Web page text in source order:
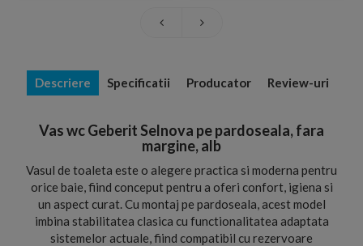
Descriere Specificatii Producator Review-uri
Vas wc Geberit Selnova pe pardoseala, fara
margine, alb
Vasul de toaleta este o alegere practica si moderna pentru
orice baie, fiind conceput pentru a oferi confort, igiena si
un aspect curat. Cu montaj pe pardoseala, acest model
imbina stabilitatea clasica cu functionalitatea adaptata
sistemelor actuale, fiind compatibil cu rezervoare